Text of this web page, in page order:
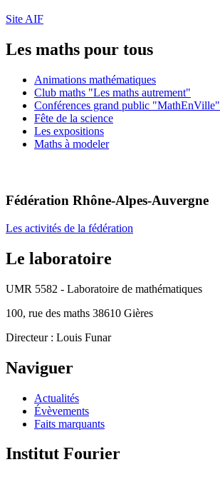
Site AIF
Les maths pour tous
Animations mathématiques
Club maths "Les maths autrement"
Conférences grand public "MathEnVille"
Fête de la science
Les expositions
Maths à modeler
Fédération Rhône-Alpes-Auvergne
Les activités de la fédération
Le laboratoire
UMR 5582 - Laboratoire de mathématiques
100, rue des maths 38610 Gières
Directeur : Louis Funar
Naviguer
Actualités
Évèvements
Faits marquants
Institut Fourier